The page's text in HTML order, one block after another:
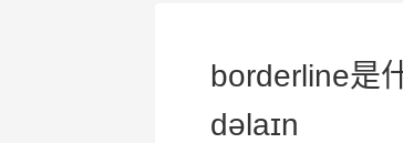
borderline是
dəlaɪn